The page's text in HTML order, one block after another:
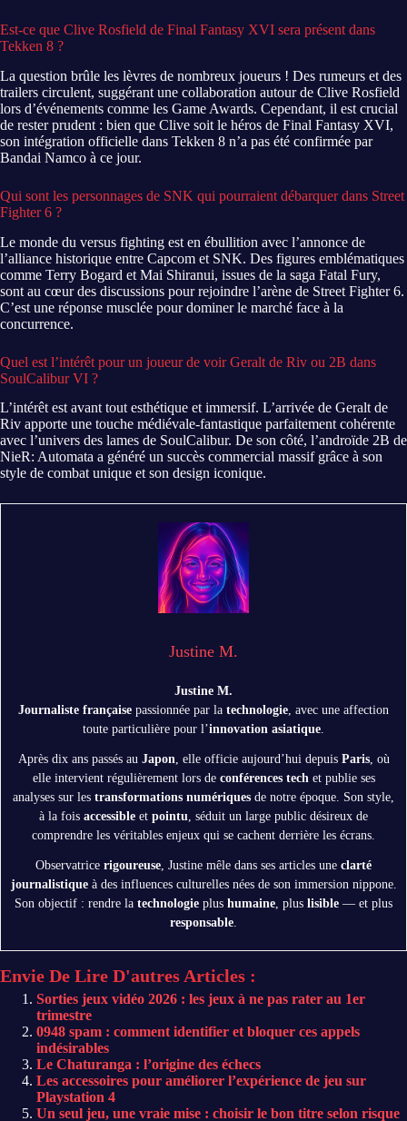
Est-ce que Clive Rosfield de Final Fantasy XVI sera présent dans
Tekken 8 ?
La question brûle les lèvres de nombreux joueurs ! Des rumeurs et des
trailers circulent, suggérant une collaboration autour de Clive Rosfield
lors d’événements comme les Game Awards. Cependant, il est crucial
de rester prudent : bien que Clive soit le héros de Final Fantasy XVI,
son intégration officielle dans Tekken 8 n’a pas été confirmée par
Bandai Namco à ce jour.
Qui sont les personnages de SNK qui pourraient débarquer dans Street
Fighter 6 ?
Le monde du versus fighting est en ébullition avec l’annonce de
l’alliance historique entre Capcom et SNK. Des figures emblématiques
comme Terry Bogard et Mai Shiranui, issues de la saga Fatal Fury,
sont au cœur des discussions pour rejoindre l’arène de Street Fighter 6.
C’est une réponse musclée pour dominer le marché face à la
concurrence.
Quel est l’intérêt pour un joueur de voir Geralt de Riv ou 2B dans
SoulCalibur VI ?
L’intérêt est avant tout esthétique et immersif. L’arrivée de Geralt de
Riv apporte une touche médiévale-fantastique parfaitement cohérente
avec l’univers des lames de SoulCalibur. De son côté, l’androïde 2B de
NieR: Automata a généré un succès commercial massif grâce à son
style de combat unique et son design iconique.
Justine M.
Justine M.
Journaliste française passionnée par la technologie, avec une affection
toute particulière pour l’innovation asiatique.
Après dix ans passés au Japon, elle officie aujourd’hui depuis Paris, où
elle intervient régulièrement lors de conférences techet publie ses
analyses sur les transformations numériques de notre époque. Son style,
à la fois accessible et pointu, séduit un large public désireux de
comprendre les véritables enjeux qui se cachent derrière les écrans.
Observatrice rigoureuse, Justine mêle dans ses articles une clarté
journalistiqueà des influences culturelles nées de son immersion nippone.
Son objectif : rendre la technologie plus humaine, plus lisible — et plus
responsable.
Envie De Lire D'autres Articles :
Sorties jeux vidéo 2026 : les jeux à ne pas rater au 1er
trimestre
0948 spam : comment identifier et bloquer ces appels
indésirables
Le Chaturanga : l’origine des échecs
Les accessoires pour améliorer l’expérience de jeu sur
Playstation 4
Un seul jeu, une vraie mise : choisir le bon titre selon risque